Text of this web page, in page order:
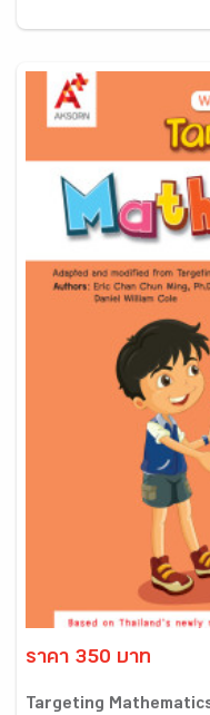
ราคา 350 บาท
Targeting